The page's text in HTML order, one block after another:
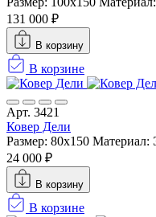
131 000 ₽
В корзину
В корзине
Арт. 3421
Ковер Дели
Размер: 80x150 Материал:
24 000 ₽
В корзину
В корзине